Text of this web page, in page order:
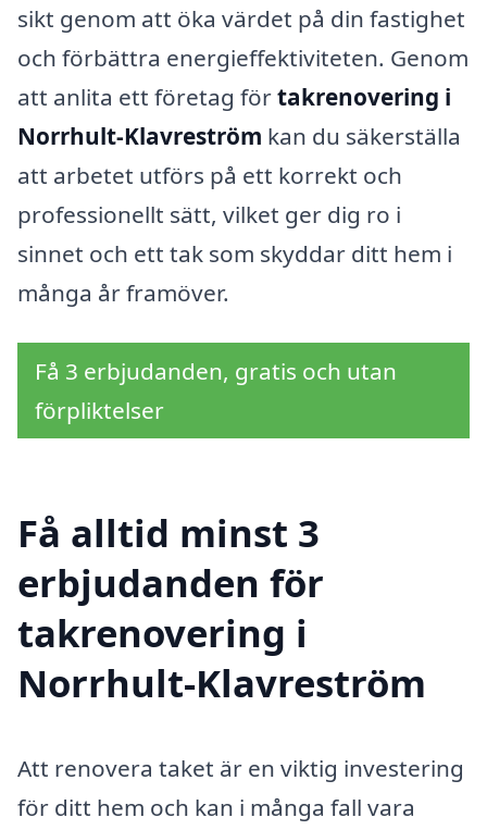
sikt genom att öka värdet på din fastighet
och förbättra energieffektiviteten. Genom
att anlita ett företag förtakrenovering i
Norrhult-Klavreström kan du säkerställa
att arbetet utförs på ett korrekt och
professionellt sätt, vilket ger dig ro i
sinnet och ett tak som skyddar ditt hem i
många år framöver.
Få 3 erbjudanden, gratis och utan
förpliktelser
Få alltid minst 3
erbjudanden för
takrenovering i
Norrhult-Klavreström
Att renovera taket är en viktig investering
för ditt hem och kan i många fall vara